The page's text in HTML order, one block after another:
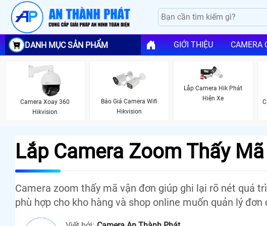
DANH MỤC SẢN PHẨM GIỚI THIỆU CAMERA
Camera Xoay 360
Hikvision
Báo Giá Camera Wifi
Hikvision
Lắp Camera Hik Phát
Hiện Xe
Lắp Camera Zoom Thấy
Camera zoom thấy mã vận đơn giúp ghi lại rõ nét quá
phù hợp cho kho hàng và shop online muốn quản lý đơn